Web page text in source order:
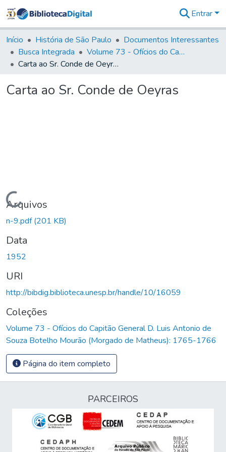
&
Coleções
Tudo na
Biblioteca
Estatísticas
Entrar
Início História de São Paulo
Documentos Interessantes
Busca Integrada
Volume 73 - Ofícios do Capitão General D. Luis Antonio de Souza Botelho Mourão (Morgado de Matheus): 1765-1766
Carta ao Sr. Conde de Oeyras
Carta ao Sr. Conde de Oeyras
Carregando...
Arquivos
n-9.pdf(201 KB)
Data
1952
URI
http://bibdig.biblioteca.unesp.br/handle/10/16059
Coleções
Volume 73 - Ofícios do Capitão General D. Luis Antonio de
Souza Botelho Mourão (Morgado de Matheus): 1765-1766
Página do item completo
PARCEIROS